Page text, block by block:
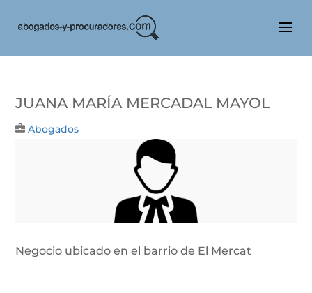
JUANA MARÍA MERCADAL MAYOL
Abogados
Negocio ubicado en el barrio de El Mercat